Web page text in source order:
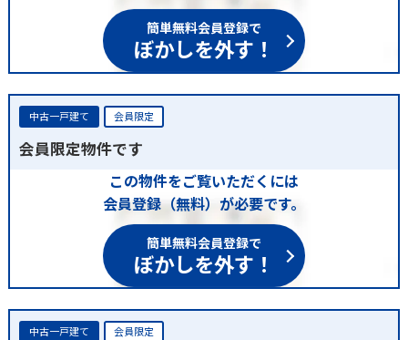
簡単無料会員登録で
ぼかしを外す！
中古一戸建て 会員限定
会員限定物件です
この物件をご覧いただくには
会員登録（無料）が必要です。
簡単無料会員登録で
ぼかしを外す！
中古一戸建て 会員限定